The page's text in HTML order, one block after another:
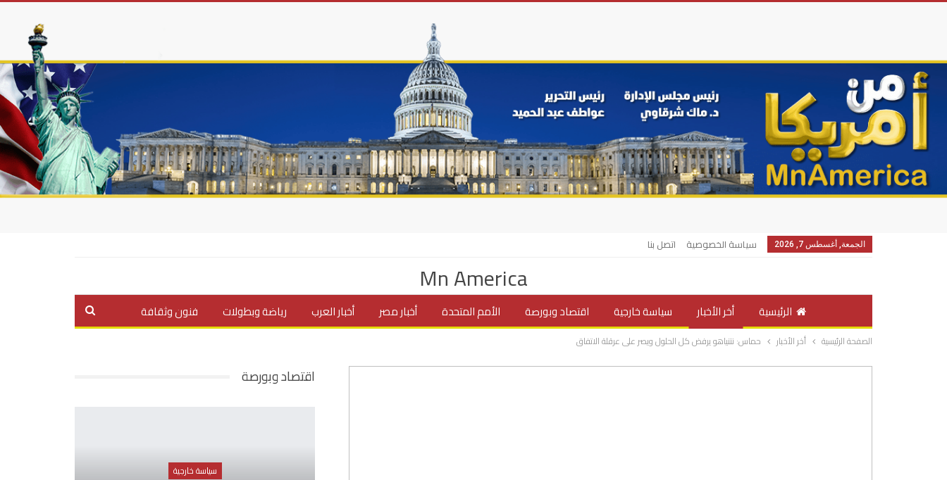
الجمعة, أغسطس 7, 2026 سياسة الخصوصية اتصل بنا
Mn America
الرئيسية أخر الأخبار سياسة خارجية اقتصاد وبورصة الأمم المتحدة أخبار مصر أخبار العرب رياضة وبطولات
فنون وثقافة
صحة وتغذية
المرأة والحياة المنح الدراسية الصفحة الرئيسية أخر الأخبار حماس: نتنياهو يرفض كل الحلول ويصر على عرقلة الاتفاق
اقتصاد وبورصة
سياسة خارجية